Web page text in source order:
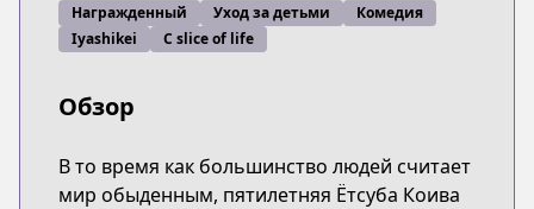
Награжденный Уход за детьми
Комедия
Iyashikei
С slice of life
Обзор
В то время как большинство людей считает
мир обыденным, пятилетняя Ётсуба Коива